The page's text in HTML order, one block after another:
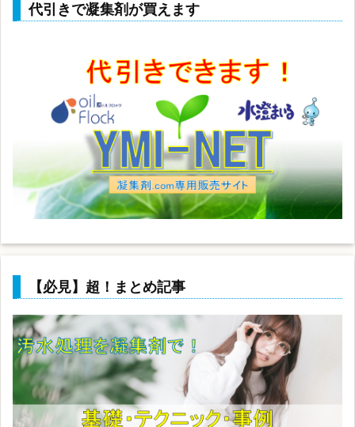
代引きで凝集剤が買えます
【必見】超！まとめ記事